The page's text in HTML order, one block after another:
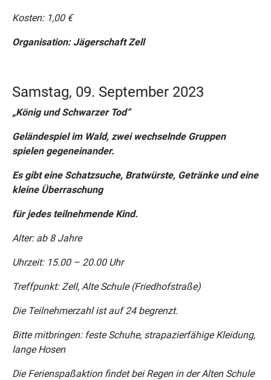
Kosten: 1,00 €
Organisation: Jägerschaft Zell
Samstag, 09. September 2023
„König und Schwarzer Tod“
Geländespiel im Wald, zwei wechselnde Gruppen
spielen gegeneinander.
Es gibt eine Schatzsuche, Bratwürste, Getränke und eine
kleine Überraschung
für jedes teilnehmende Kind.
Alter: ab 8 Jahre
Uhrzeit: 15.00 – 20.00 Uhr
Treffpunkt: Zell, Alte Schule (Friedhofstraße)
Die Teilnehmerzahl ist auf 24 begrenzt.
Bitte mitbringen: feste Schuhe, strapazierfähige Kleidung,
lange Hosen
Die Ferienspaßaktion findet bei Regen in der Alten Schule